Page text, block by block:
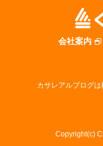
会社案内
カサレアルブログは
Copyright(c)